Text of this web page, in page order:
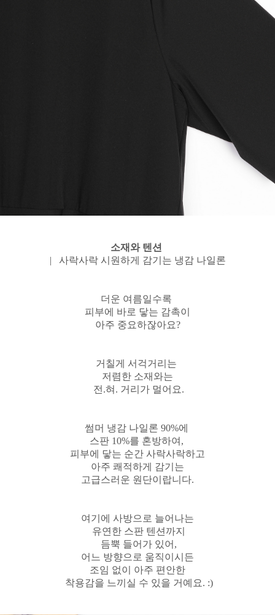
소재와 텐션
| 사락사락 시원하게 감기는 냉감 나일론
더운 여름일수록
피부에 바로 닿는 감촉이
아주 중요하잖아요?
거칠게 서걱거리는
저렴한 소재와는
전.혀. 거리가 멀어요.
썸머 냉감 나일론 90%에
스판 10%를 혼방하여,
피부에 닿는 순간 사락사락하고
아주 쾌적하게 감기는
고급스러운 원단이랍니다.
여기에 사방으로 늘어나는
유연한 스판 텐션까지
듬뿍 들어가 있어,
어느 방향으로 움직이시든
조임 없이 아주 편안한
착용감을 느끼실 수 있을 거예요. :)